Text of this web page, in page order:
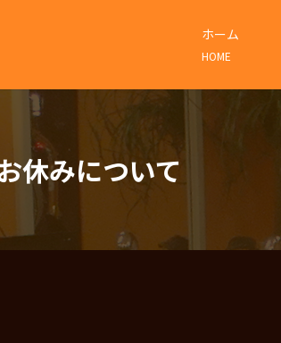
ホーム
HOME
休みについて